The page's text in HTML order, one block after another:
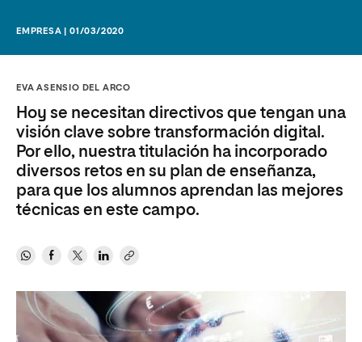
EMPRESA | 01/03/2020
EVA ASENSIO DEL ARCO
Hoy se necesitan directivos que tengan una
visión clave sobre transformación digital.
Por ello, nuestra titulación ha incorporado
diversos retos en su plan de enseñanza,
para que los alumnos aprendan las mejores
técnicas en este campo.